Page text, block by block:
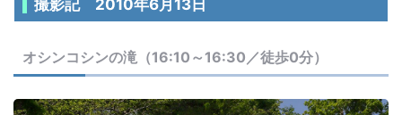
撮影記 2010年6月13日
オシンコシンの滝（16:10～16:30／徒歩0分）